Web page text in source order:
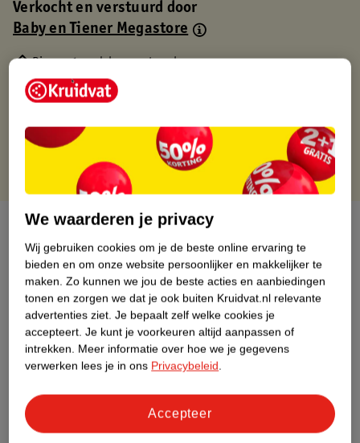
Verkocht en verstuurd door
Baby en Tiener Megastore
Binnen 1 werkdag verstuurd
Gratis thuisbezorgd
Gratis retourneren via verkooppartner.
Over dit product
Productinformatie
Nature Impact Score
Dit product heeft (nog) geen Nature
Impact Score.
Meer informatie
Bestel & Bezorginformatie
We waarderen je privacy
Wij gebruiken cookies om je de beste online ervaring te
bieden en om onze website persoonlijker en makkelijker te
maken. Zo kunnen we jou de beste acties en aanbiedingen
tonen en zorgen we dat je ook buiten Kruidvat.nl relevante
advertenties ziet. Je bepaalt zelf welke cookies je
accepteert. Je kunt je voorkeuren altijd aanpassen of
intrekken. Meer informatie over hoe we je gegevens
verwerken lees je in ons Privacybeleid.
Accepteer